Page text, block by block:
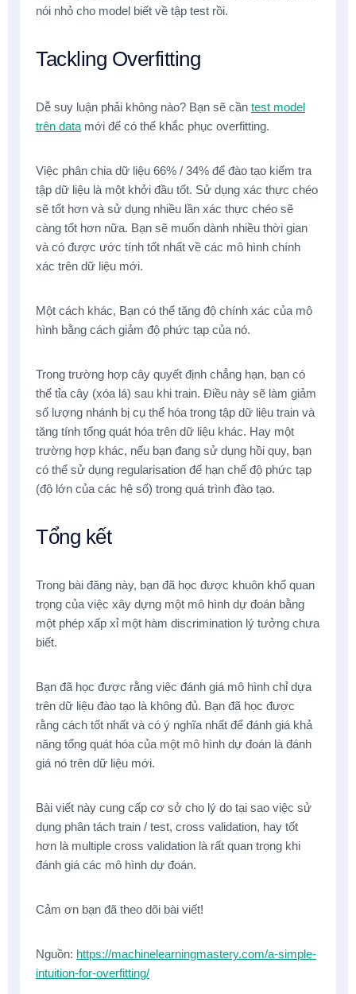
nói nhỏ cho model biết về tập test rồi.
Tackling Overfitting
Dễ suy luận phải không nào? Bạn sẽ cần test model
trên data mới để có thể khắc phục overfitting.
Việc phân chia dữ liệu 66% / 34% để đào tạo kiểm tra
tập dữ liệu là một khởi đầu tốt. Sử dụng xác thực chéo
sẽ tốt hơn và sử dụng nhiều lần xác thực chéo sẽ
càng tốt hơn nữa. Bạn sẽ muốn dành nhiều thời gian
và có được ước tính tốt nhất về các mô hình chính
xác trên dữ liệu mới.
Một cách khác, Bạn có thể tăng độ chính xác của mô
hình bằng cách giảm độ phức tạp của nó.
Trong trường hợp cây quyết định chẳng hạn, bạn có
thể tỉa cây (xóa lá) sau khi train. Điều này sẽ làm giảm
số lượng nhánh bị cụ thể hóa trong tập dữ liệu train và
tăng tính tổng quát hóa trên dữ liệu khác. Hay một
trường hợp khác, nếu bạn đang sử dụng hồi quy, bạn
có thể sử dụng regularisation để hạn chế độ phức tạp
(độ lớn của các hệ số) trong quá trình đào tạo.
Tổng kết
Trong bài đăng này, bạn đã học được khuôn khổ quan
trọng của việc xây dựng một mô hình dự đoán bằng
một phép xấp xỉ một hàm discrimination lý tưởng chưa
biết.
Bạn đã học được rằng việc đánh giá mô hình chỉ dựa
trên dữ liệu đào tạo là không đủ. Bạn đã học được
rằng cách tốt nhất và có ý nghĩa nhất để đánh giá khả
năng tổng quát hóa của một mô hình dự đoán là đánh
giá nó trên dữ liệu mới.
Bài viết này cung cấp cơ sở cho lý do tại sao việc sử
dụng phân tách train / test, cross validation, hay tốt
hơn là multiple cross validation là rất quan trọng khi
đánh giá các mô hình dự đoán.
Cảm ơn bạn đã theo dõi bài viết!
Nguồn: https://machinelearningmastery.com/a-simple-
intuition-for-overfitting/